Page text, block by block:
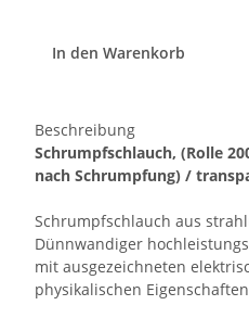
In den Warenkorb
Beschreibung
Schrumpfschlauch, (Rolle
nach Schrumpfung) /
Schrumpfschlauch aus
Dünnwandiger
mit ausgezeichneten
physikalischen